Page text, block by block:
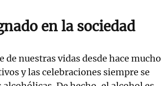
en la sociedad
nuestras vidas desde hace mucho
y las celebraciones siempre se